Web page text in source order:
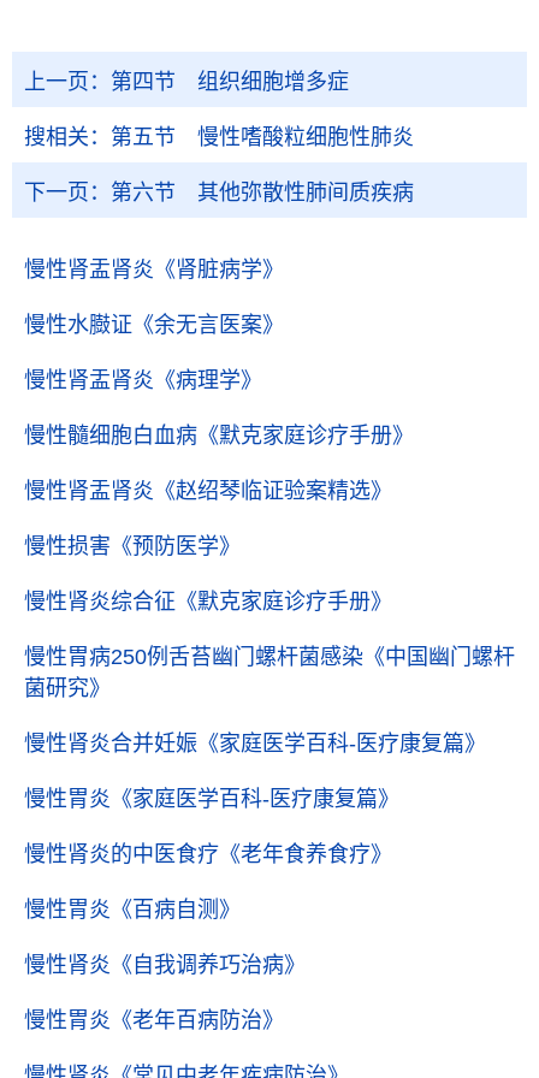
上一页： 第四节 组织细胞增多症
搜相关： 第五节 慢性嗜酸粒细胞性肺炎
下一页： 第六节 其他弥散性肺间质疾病
慢性肾盂肾炎 《肾脏病学》
慢性水臌证 《余无言医案》
慢性肾盂肾炎 《病理学》
慢性髓细胞白血病 《默克家庭诊疗手册》
慢性肾盂肾炎 《赵绍琴临证验案精选》
慢性损害 《预防医学》
慢性肾炎综合征 《默克家庭诊疗手册》
慢性胃病250例舌苔幽门螺杆菌感染 《中国幽门螺杆
菌研究》
慢性肾炎合并妊娠 《家庭医学百科-医疗康复篇》
慢性胃炎 《家庭医学百科-医疗康复篇》
慢性肾炎的中医食疗 《老年食养食疗》
慢性胃炎 《百病自测》
慢性肾炎 《自我调养巧治病》
慢性胃炎 《老年百病防治》